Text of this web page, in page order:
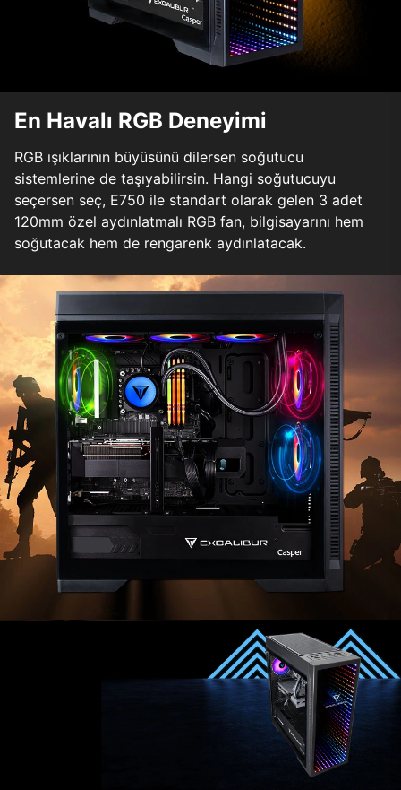
En Havalı RGB Deneyimi
RGB ışıklarının büyüsünü dilersen soğutucu
sistemlerine de taşıyabilirsin. Hangi soğutucuyu
seçersen seç, E750 ile standart olarak gelen 3 adet
120mm özel aydınlatmalı RGB fan, bilgisayarını hem
soğutacak hem de rengarenk aydınlatacak.